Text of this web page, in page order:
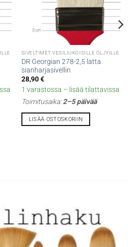
SIVELTIMET VESILIUKOISILLE ÖLJYILLE
DR Georgian 278-2,5 latta
sianharjasivellin
28,90€
1 varastossa – lisää tilattavissa
Toimitusaika:2–5 päivää
LISÄÄ OSTOSKORIIN